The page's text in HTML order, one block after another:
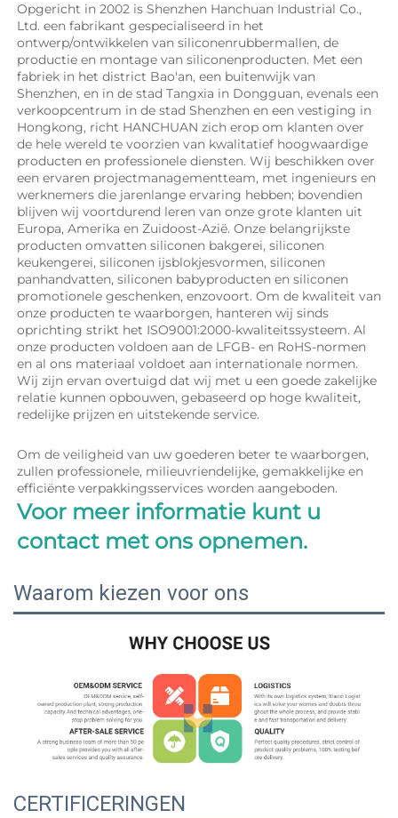
Opgericht in 2002 is Shenzhen Hanchuan Industrial Co.,
Ltd. een fabrikant gespecialiseerd in het
ontwerp/ontwikkelen van siliconenrubbermallen, de
productie en montage van siliconenproducten. Met een
fabriek in het district Bao'an, een buitenwijk van
Shenzhen, en in de stad Tangxia in Dongguan, evenals een
verkoopcentrum in de stad Shenzhen en een vestiging in
Hongkong, richt HANCHUAN zich erop om klanten over
de hele wereld te voorzien van kwalitatief hoogwaardige
producten en professionele diensten. Wij beschikken over
een ervaren projectmanagementteam, met ingenieurs en
werknemers die jarenlange ervaring hebben; bovendien
blijven wij voortdurend leren van onze grote klanten uit
Europa, Amerika en Zuidoost-Azië. Onze belangrijkste
producten omvatten siliconen bakgerei, siliconen
keukengerei, siliconen ijsblokjesvormen, siliconen
panhandvatten, siliconen babyproducten en siliconen
promotionele geschenken, enzovoort. Om de kwaliteit van
onze producten te waarborgen, hanteren wij sinds
oprichting strikt het ISO9001:2000-kwaliteitssysteem. Al
onze producten voldoen aan de LFGB- en RoHS-normen
en al ons materiaal voldoet aan internationale normen.
Wij zijn ervan overtuigd dat wij met u een goede zakelijke
relatie kunnen opbouwen, gebaseerd op hoge kwaliteit,
redelijke prijzen en uitstekende service.
Om de veiligheid van uw goederen beter te waarborgen,
zullen professionele, milieuvriendelijke, gemakkelijke en
Voor meer informatie kunt u
contact met ons opnemen.
Waarom kiezen voor ons
CERTIFICERINGEN